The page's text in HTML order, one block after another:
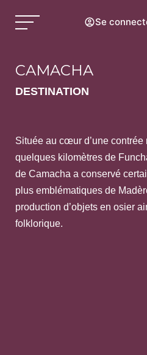
Se
CAMACHA
DESTINATION
Située au cœur d’une
quelques kilomètres de
de Camacha a conservé
plus emblématiques de
production d’objets en osier
folklorique.